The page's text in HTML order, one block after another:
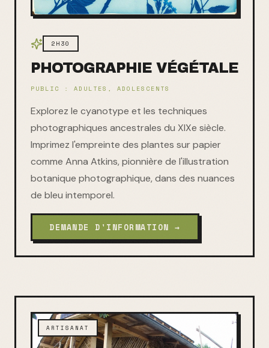
2H30
PHOTOGRAPHIE VÉGÉTALE
PUBLIC : ADULTES, ADOLESCENTS
Explorez le cyanotype et les techniques
photographiques ancestrales du XIXe siècle.
Imprimez l'empreinte des plantes sur papier
comme Anna Atkins, pionnière de l'illustration
botanique photographique, dans des nuances
de bleu intemporel.
DEMANDE D'INFORMATION →
ARTISANAT